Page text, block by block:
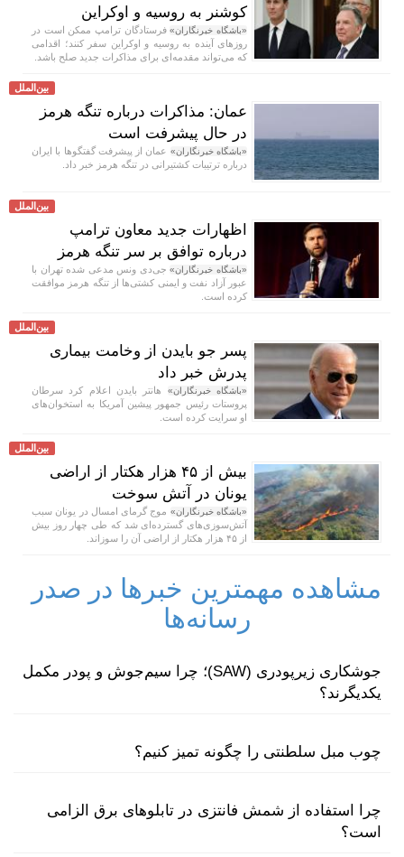
کوشنر به روسیه و اوکراین
«باشگاه خبرنگاران»فرستادگان ترامپ ممکن است در
روز‌های آینده به روسیه و اوکراین سفر کنند؛ اقدامی
که می‌تواند مقدمه‌ای برای مذاکرات جدید صلح باشد.
بین‌الملل
عمان: مذاکرات درباره تنگه هرمز
در حال پیشرفت است
«باشگاه خبرنگاران» عمان از پیشرفت گفتگوها با ایران
درباره ترتیبات کشتیرانی در تنگه هرمز خبر داد.
بین‌الملل
اظهارات جدید معاون ترامپ
درباره توافق بر سر تنگه هرمز
«باشگاه خبرنگاران»جی‌دی ونس مدعی شده تهران با
عبور آزاد نفت و ایمنی کشتی‌ها از تنگه هرمز موافقت
کرده است.
بین‌الملل
پسر جو بایدن از وخامت بیماری
پدرش خبر داد
«باشگاه خبرنگاران» هانتر بایدن اعلام کرد سرطان
پروستات رئیس جمهور پیشین آمریکا به استخوان‌های
او سرایت کرده است.
بین‌الملل
بیش از ۴۵ هزار هکتار از اراضی
یونان در آتش سوخت
«باشگاه خبرنگاران» موج گرمای امسال در یونان سبب
آتش‌سوزی‌های گسترده‌ای شد که طی چهار روز بیش
از ۴۵ هزار هکتار از اراضی آن را سوزاند.
مشاهده مهمترین خبرها در صدر
رسانه‌ها
جوشکاری زیرپودری (SAW)؛ چرا سیم‌جوش و پودر مکمل
یکدیگرند؟
چوب مبل سلطنتی را چگونه تمیز کنیم؟
چرا استفاده از شمش فانتزی در تابلوهای برق الزامی
است؟